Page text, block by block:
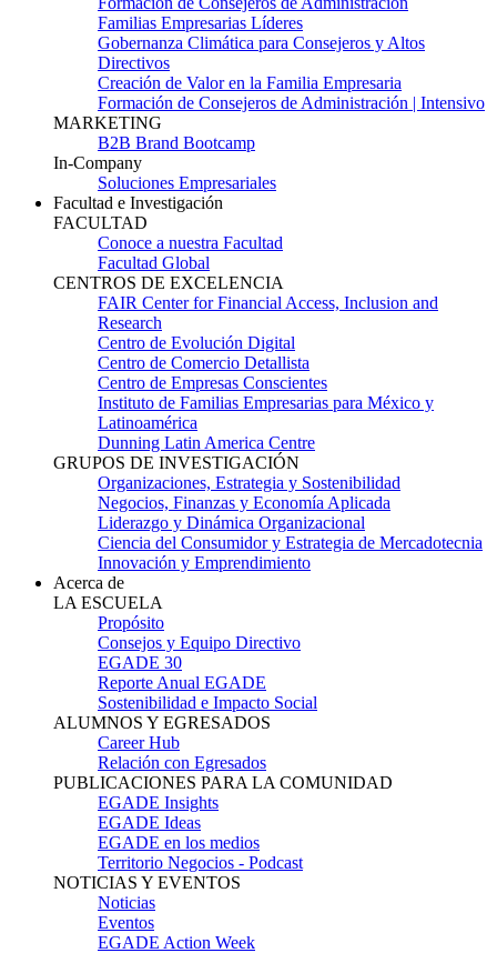
Familias Empresarias Líderes
Gobernanza Climática para Consejeros y Altos
Directivos
Creación de Valor en la Familia Empresaria
Formación de Consejeros de Administración | Intensivo
MARKETING
B2B Brand Bootcamp
In-Company
Soluciones Empresariales
Facultad e Investigación
FACULTAD
Conoce a nuestra Facultad
Facultad Global
CENTROS DE EXCELENCIA
FAIR Center for Financial Access, Inclusion and
Research
Centro de Evolución Digital
Centro de Comercio Detallista
Centro de Empresas Conscientes
Instituto de Familias Empresarias para México y
Latinoamérica
Dunning Latin America Centre
GRUPOS DE INVESTIGACIÓN
Organizaciones, Estrategia y Sostenibilidad
Negocios, Finanzas y Economía Aplicada
Liderazgo y Dinámica Organizacional
Ciencia del Consumidor y Estrategia de Mercadotecnia
Innovación y Emprendimiento
Acerca de
LA ESCUELA
Propósito
Consejos y Equipo Directivo
EGADE 30
Reporte Anual EGADE
Sostenibilidad e Impacto Social
ALUMNOS Y EGRESADOS
Career Hub
Relación con Egresados
PUBLICACIONES PARA LA COMUNIDAD
EGADE Insights
EGADE Ideas
EGADE en los medios
Territorio Negocios - Podcast
NOTICIAS Y EVENTOS
Noticias
Eventos
EGADE Action Week